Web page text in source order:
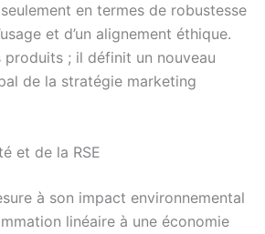
en termes de robustesse
et d’un alignement éthique.
; il définit un nouveau
de la stratégie marketing
et de la RSE
à son impact environnemental
linéaire à une économie